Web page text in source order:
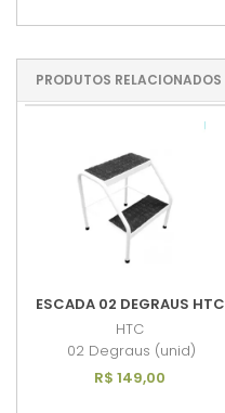
PRODUTOS RELACIONADOS
ESCADA 02 DEGRAUS HTC
HTC
02 Degraus (unid)
R$ 149,00